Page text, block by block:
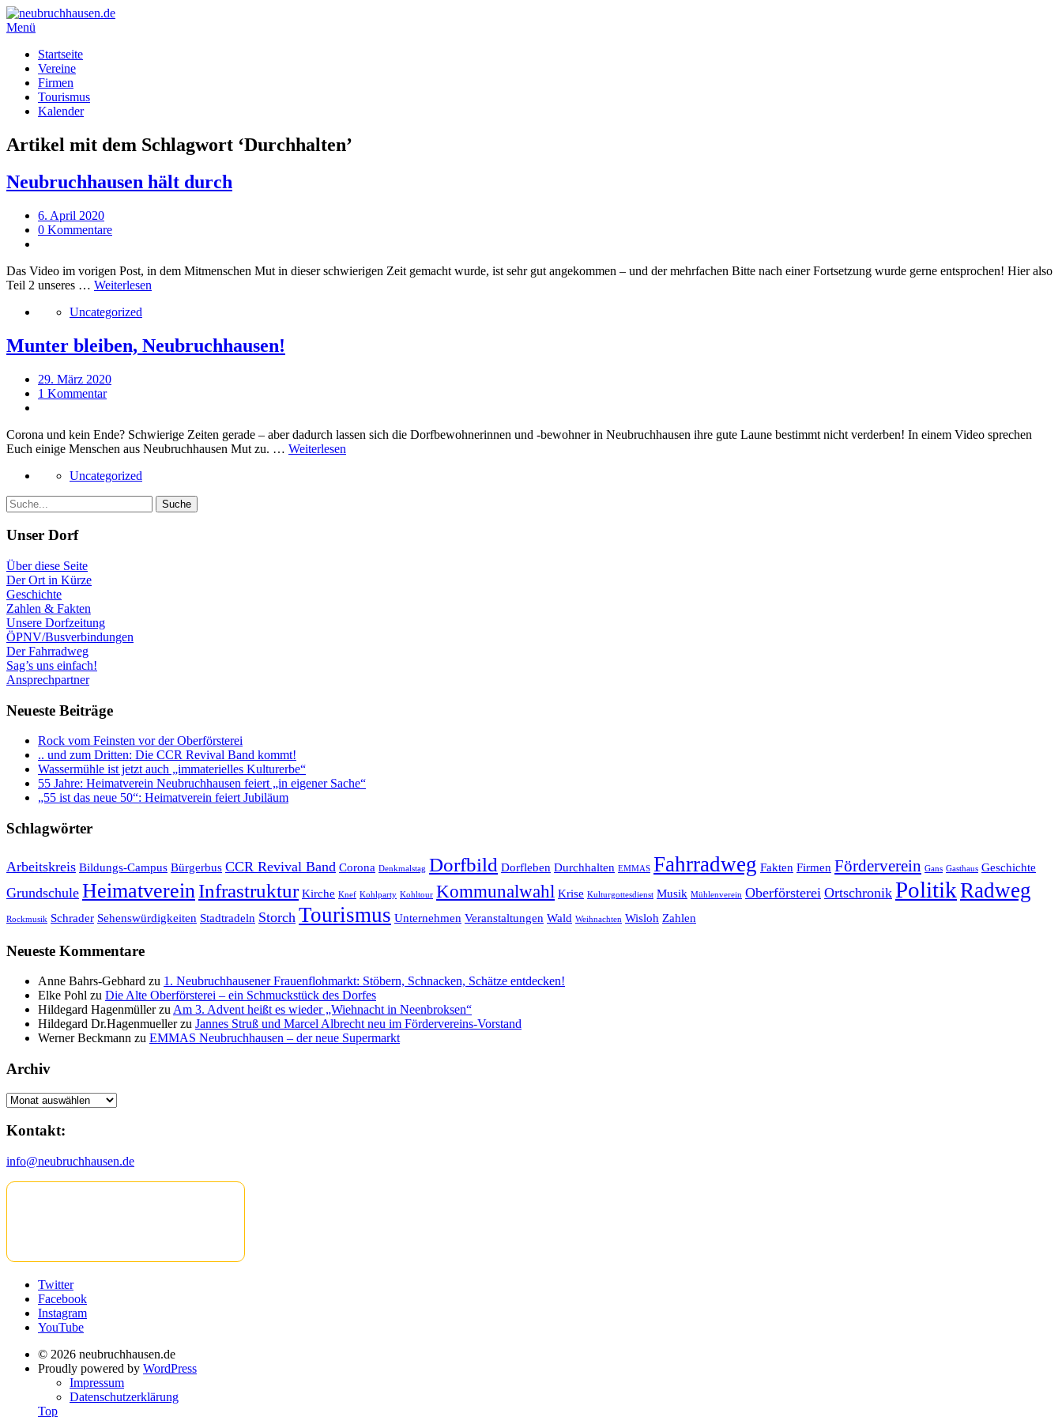
Menü
Startseite
Vereine
Firmen
Tourismus
Kalender
Artikel mit dem Schlagwort ‘Durchhalten’
Neubruchhausen hält durch
6. April 2020
0 Kommentare
Das Video im vorigen Post, in dem Mitmenschen Mut in dieser schwierigen Zeit gemacht wurde, ist sehr gut angekommen – und der mehrfachen Bitte nach einer Fortsetzung wurde gerne entsprochen! Hier also
Teil 2 unseres … Weiterlesen
Uncategorized
Munter bleiben, Neubruchhausen!
29. März 2020
1 Kommentar
Corona und kein Ende? Schwierige Zeiten gerade – aber dadurch lassen sich die Dorfbewohnerinnen und -bewohner in Neubruchhausen ihre gute Laune bestimmt nicht verderben! In einem Video sprechen
Euch einige Menschen aus Neubruchhausen Mut zu. … Weiterlesen
Uncategorized
Unser Dorf
Über diese Seite
Der Ort in Kürze
Geschichte
Zahlen & Fakten
Unsere Dorfzeitung
ÖPNV/Busverbindungen
Der Fahrradweg
Sag’s uns einfach!
Ansprechpartner
Neueste Beiträge
Rock vom Feinsten vor der Oberförsterei
.. und zum Dritten: Die CCR Revival Band kommt!
Wassermühle ist jetzt auch „immaterielles Kulturerbe“
55 Jahre: Heimatverein Neubruchhausen feiert „in eigener Sache“
„55 ist das neue 50“: Heimatverein feiert Jubiläum
Schlagwörter
Arbeitskreis Bildungs-Campus Bürgerbus CCR Revival Band Corona Denkmalstag Dorfbild Dorfleben Durchhalten EMMAS Fahrradweg Fakten Firmen Förderverein Gans Gasthaus Geschichte
Grundschule HeimatvereinInfrastruktur Kirche Knef Kohlparty Kohltour Kommunalwahl Krise Kulturgottesdienst Musik Mühlenverein Oberförsterei Ortschronik PolitikRadweg
Rockmusik Schrader Sehenswürdigkeiten Stadtradeln Storch Tourismus Unternehmen Veranstaltungen Wald Weihnachten Wisloh Zahlen
Neueste Kommentare
Anne Bahrs-Gebhard zu 1. Neubruchhausener Frauenflohmarkt: Stöbern, Schnacken, Schätze entdecken!
Elke Pohl zu Die Alte Oberförsterei – ein Schmuckstück des Dorfes
Hildegard Hagenmüllerzu Am 3. Advent heißt es wieder „Wiehnacht in Neenbroksen“
Hildegard Dr.Hagenmuellerzu Jannes Struß und Marcel Albrecht neu im Fördervereins-Vorstand
Werner Beckmann zu EMMAS Neubruchhausen – der neue Supermarkt
Archiv
Archiv
Kontakt:
info@neubruchhausen.de
Twitter
Facebook
Instagram
YouTube
© 2026 neubruchhausen.de
Proudly powered by WordPress
Impressum
Datenschutzerklärung
Top